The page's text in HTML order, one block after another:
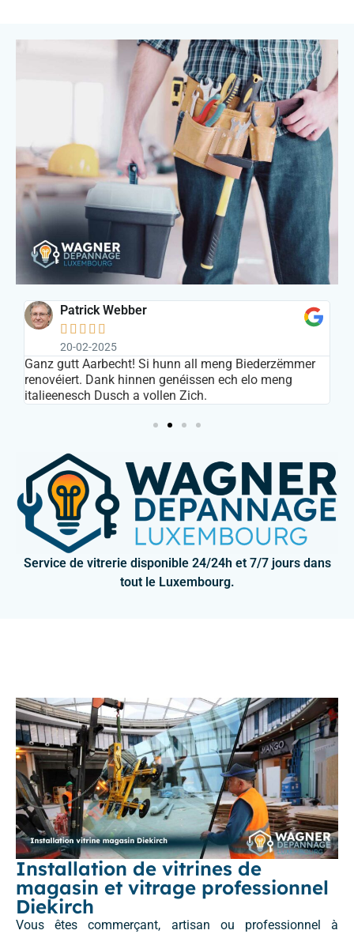
Patrick Webber
    
20-02-2025
Ganz gutt Aarbecht! Si hunn all meng Biederzëmmer
renovéiert. Dank hinnen genéissen ech elo meng
italieenesch Dusch a vollen Zich.
Service de vitrerie disponible 24/24h et 7/7 jours dans
tout le Luxembourg.
Installation de vitrines de
magasin et vitrage professionnel
Diekirch
Vous êtes commerçant, artisan ou professionnel à